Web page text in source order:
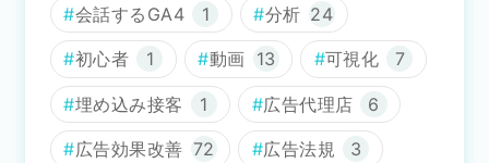
会話するGA4 1 分析 24
初心者 1 動画 13 可視化 7
埋め込み接客 1 広告代理店 6
広告効果改善 72 広告法規 3